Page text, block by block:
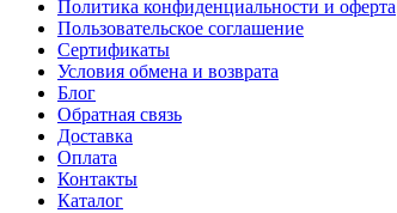
Политика конфиденциальности и оферта
Пользовательское соглашение
Сертификаты
Условия обмена и возврата
Блог
Обратная связь
Доставка
Оплата
Контакты
Каталог